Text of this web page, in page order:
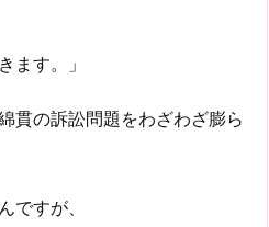
ます。」
貫の訴訟問題をわざわざ膨ら
ですが、